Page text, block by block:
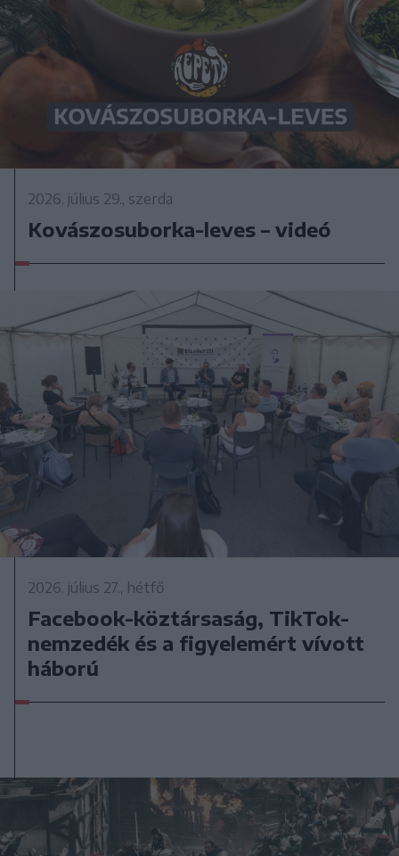
2026. július 29., szerda
Kovászosuborka-leves – videó
2026. július 27., hétfő
Facebook-köztársaság, TikTok-
nemzedék és a figyelemért vívott
háború